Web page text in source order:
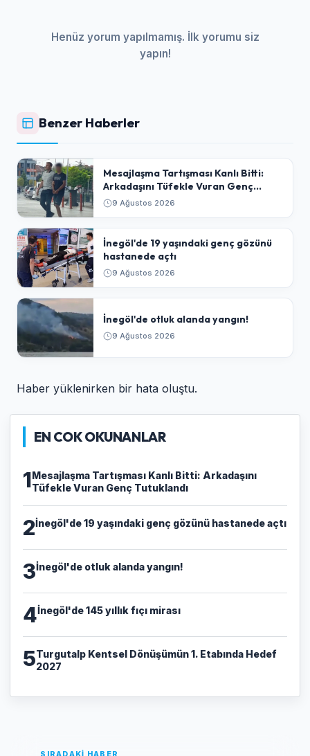
Henüz yorum yapılmamış. İlk yorumu siz
yapın!
Benzer Haberler
​Mesajlaşma Tartışması Kanlı Bitti:
Arkadaşını Tüfekle Vuran Genç
Tutuklandı
9 Ağustos 2026
İnegöl'de 19 yaşındaki genç gözünü
hastanede açtı
9 Ağustos 2026
İnegöl'de otluk alanda yangın!
9 Ağustos 2026
Haber yüklenirken bir hata oluştu.
EN COK OKUNANLAR
1​Mesajlaşma Tartışması Kanlı Bitti: Arkadaşını
Tüfekle Vuran Genç Tutuklandı
2İnegöl'de 19 yaşındaki genç gözünü hastanede açtı
3İnegöl'de otluk alanda yangın!
4İnegöl'de 145 yıllık fıçı mirası
5Turgutalp Kentsel Dönüşümün 1. Etabında Hedef
2027
SIRADAKİ HABER